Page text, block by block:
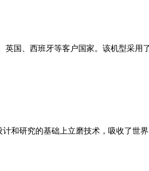
国、西班牙等客户国家。该机型采
和研究的基础上立磨技术，吸收了世